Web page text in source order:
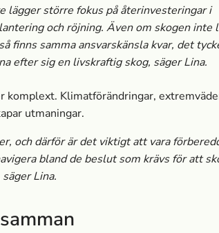
lägger större fokus på återinvesteringar i
och röjning. Även om skogen inte
finns samma ansvarskänsla kvar, det
efter sig en livskraftig skog, säger Lina.
komplext. Klimatförändringar,
utmaningar.
och därför är det viktigt att vara
bland de beslut som krävs för att
Lina.